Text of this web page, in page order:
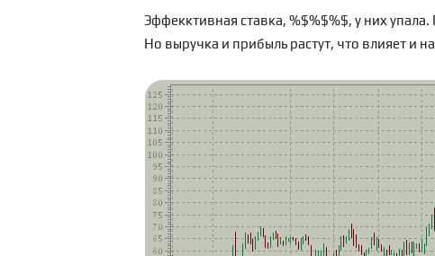
Эффекктивная ставка, %$%$%$, у них
Но выручка и прибыль растут, что влияет и